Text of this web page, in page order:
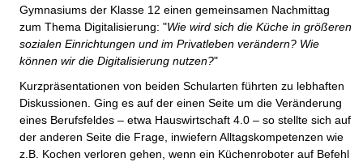
Gymnasiums der Klasse 12 einen gemeinsamen Nachmittag
zum Thema Digitalisierung: "Wie wird sich die Küche in größeren
sozialen Einrichtungen und im Privatleben verändern? Wie
können wir die Digitalisierung nutzen?"
Kurzpräsentationen von beiden Schularten führten zu lebhaften
Diskussionen. Ging es auf der einen Seite um die Veränderung
eines Berufsfeldes – etwa Hauswirtschaft 4.0 – so stellte sich auf
der anderen Seite die Frage, inwiefern Alltagskompetenzen wie
z.B. Kochen verloren gehen, wenn ein Küchenroboter auf Befehl